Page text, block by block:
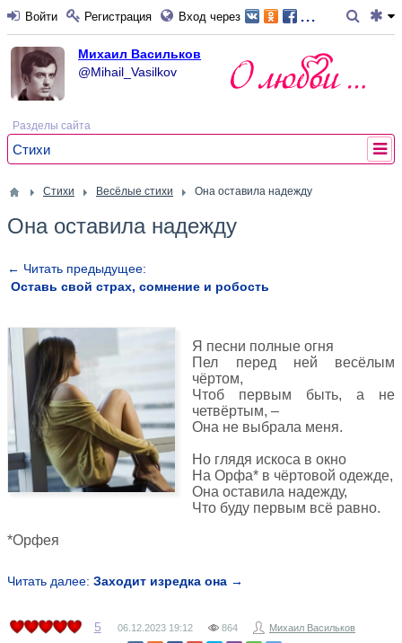
Войти Регистрация Вход через ...
Михаил Васильков
@Mihail_Vasilkov
Разделы сайта
Стихи
Стихи Весёлые стихи Она оставила надежду
Она оставила надежду
← Читать предыдущее:
Оставь свой страх, сомнение и робость
Я песни полные огня
Пел перед ней весёлым
чёртом,
Чтоб первым быть, а не
четвёртым, –
Она не выбрала меня.
Но глядя искоса в окно
На Орфа* в чёртовой одежде,
Она оставила надежду,
Что буду первым всё равно.
*Орфея
Читать далее: Заходит изредка она →
5 06.12.2023 19:12 864
Михаил Васильков